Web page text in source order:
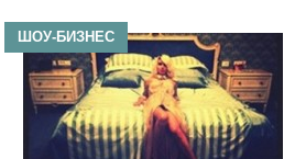
ШОУ-БИЗНЕС